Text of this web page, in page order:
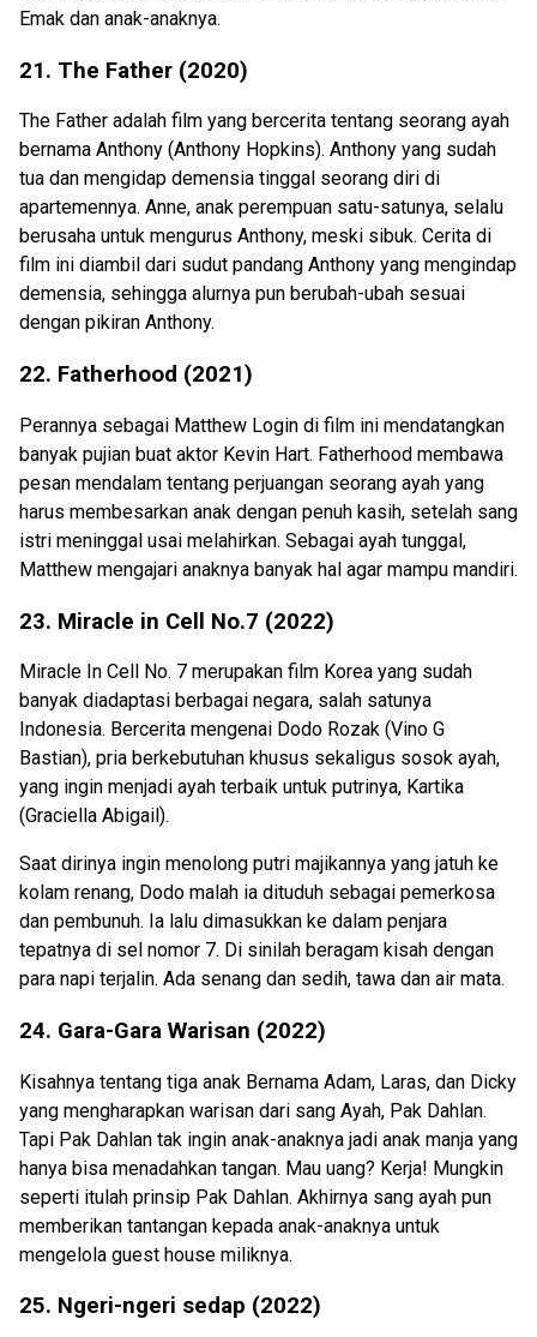
Emak dan anak-anaknya.
21. The Father (2020)
The Father adalah film yang bercerita tentang seorang ayah
bernama Anthony (Anthony Hopkins). Anthony yang sudah
tua dan mengidap demensia tinggal seorang diri di
apartemennya. Anne, anak perempuan satu-satunya, selalu
berusaha untuk mengurus Anthony, meski sibuk. Cerita di
film ini diambil dari sudut pandang Anthony yang mengindap
demensia, sehingga alurnya pun berubah-ubah sesuai
dengan pikiran Anthony.
22. Fatherhood (2021)
Perannya sebagai Matthew Login di film ini mendatangkan
banyak pujian buat aktor Kevin Hart. Fatherhood membawa
pesan mendalam tentang perjuangan seorang ayah yang
harus membesarkan anak dengan penuh kasih, setelah sang
istri meninggal usai melahirkan. Sebagai ayah tunggal,
Matthew mengajari anaknya banyak hal agar mampu mandiri.
23. Miracle in Cell No.7 (2022)
Miracle In Cell No. 7 merupakan film Korea yang sudah
banyak diadaptasi berbagai negara, salah satunya
Indonesia. Bercerita mengenai Dodo Rozak (Vino G
Bastian), pria berkebutuhan khusus sekaligus sosok ayah,
yang ingin menjadi ayah terbaik untuk putrinya, Kartika
(Graciella Abigail).
Saat dirinya ingin menolong putri majikannya yang jatuh ke
kolam renang, Dodo malah ia dituduh sebagai pemerkosa
dan pembunuh. Ia lalu dimasukkan ke dalam penjara
tepatnya di sel nomor 7. Di sinilah beragam kisah dengan
para napi terjalin. Ada senang dan sedih, tawa dan air mata.
24. Gara-Gara Warisan (2022)
Kisahnya tentang tiga anak Bernama Adam, Laras, dan Dicky
yang mengharapkan warisan dari sang Ayah, Pak Dahlan.
Tapi Pak Dahlan tak ingin anak-anaknya jadi anak manja yang
hanya bisa menadahkan tangan. Mau uang? Kerja! Mungkin
seperti itulah prinsip Pak Dahlan. Akhirnya sang ayah pun
memberikan tantangan kepada anak-anaknya untuk
mengelola guest house miliknya.
25. Ngeri-ngeri sedap (2022)